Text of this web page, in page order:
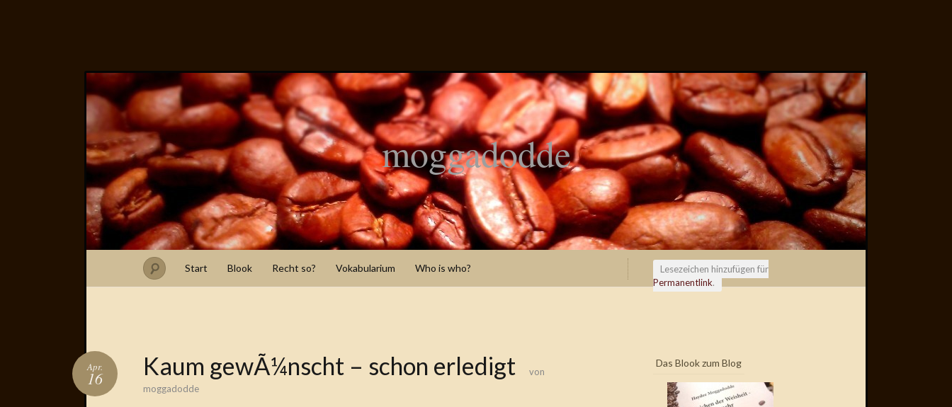
moggadodde
Start Blook Recht so? Vokabularium Who is who?
Lesezeichen hinzufügen für
Permanentlink.
Kaum gewÃ¼nscht – schon erledigt
Apr.
16
von
moggadodde
Das Blook zum Blog